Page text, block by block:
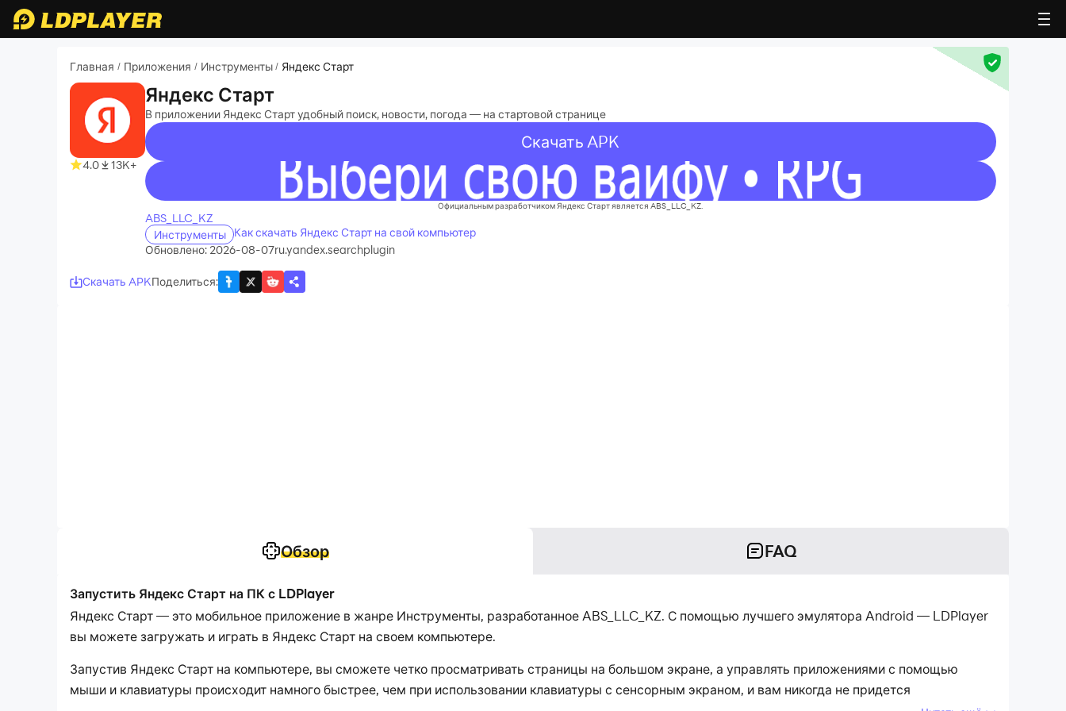
Главная / Приложения / Инструменты / Яндекс Старт
4.0 13K+
Яндекс Старт
В приложении Яндекс Старт удобный поиск, новости, погода — на стартовой странице
Скачать APK
recommend
Официальным разработчиком Яндекс Старт является ABS_LLC_KZ.
ABS_LLC_KZ
Инструменты
Как скачать Яндекс Старт на свой компьютер
Обновлено: 2026-08-07ru.yandex.searchplugin
Скачать APKПоделиться:
Обзор FAQ
Запустить Яндекс Старт на ПК с LDPlayer
Яндекс Старт — это мобильное приложение в жанре Инструменты, разработанное ABS_LLC_KZ. С помощью лучшего эмулятора Android — LDPlayer
вы можете загружать и играть в Яндекс Старт на своем компьютере.
Запустив Яндекс Старт на компьютере, вы сможете четко просматривать страницы на большом экране, а управлять приложениями с помощью
мыши и клавиатуры происходит намного быстрее, чем при использовании клавиатуры с сенсорным экраном, и вам никогда не придется